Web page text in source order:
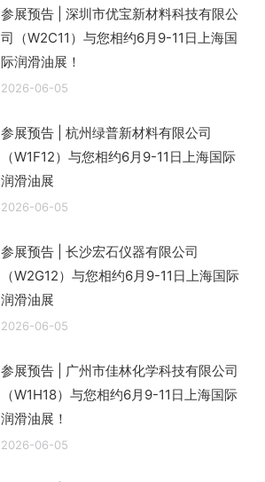
参展预告 | 深圳市优宝新材料科技有限公
司（W2C11）与您相约6月9-11日上海国
际润滑油展！
2026-06-05
参展预告 | 杭州绿普新材料有限公司
（W1F12）与您相约6月9-11日上海国际
润滑油展
2026-06-05
参展预告 | 长沙宏石仪器有限公司
（W2G12）与您相约6月9-11日上海国际
润滑油展
2026-06-05
参展预告 | 广州市佳林化学科技有限公司
（W1H18）与您相约6月9-11日上海国际
润滑油展！
2026-06-05